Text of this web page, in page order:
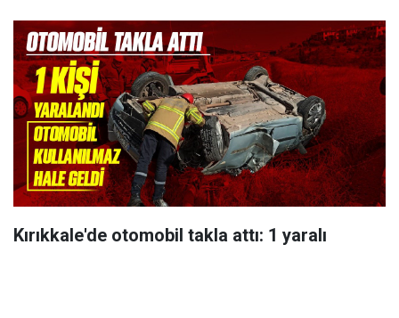
Kırıkkale'de otomobil takla attı: 1 yaralı